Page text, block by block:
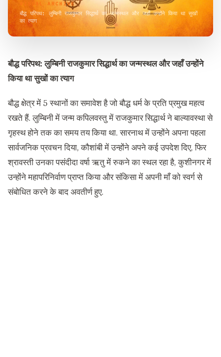
VISUAL ARCHIVE
बौद्ध परिपथ: लुम्बिनी राजकुमार सिद्धार्थ का जन्मस्थल और जहाँ उन्होंने किया था सुखों
का त्याग
बौद्ध परिपथ: लुम्बिनी राजकुमार सिद्धार्थ का जन्मस्थल और जहाँ उन्होंने
किया था सुखों का त्याग
बौद्ध क्षेत्र में 5 स्थानों का समावेश है जो बौद्ध धर्म के प्रति प्रमुख महत्व
रखते हैं. लुम्बिनी में जन्म कपिलवस्तु में राजकुमार सिद्धार्थ ने बाल्यावस्था से
गृहस्थ होने तक का समय तय किया था. सारनाथ में उन्होंने अपना पहला
सार्वजनिक प्रवचन दिया, कौशांबी में उन्होंने अपने कई उपदेश दिए, फिर
श्रावस्ती उनका पसंदीदा वर्षा ऋतु में रुकने का स्थल रहा है, कुशीनगर में
उन्होंने महापरिनिर्वाण प्राप्त किया और संकिसा में अपनी माँ को स्वर्ग से
संबोधित करने के बाद अवतीर्ण हुए.